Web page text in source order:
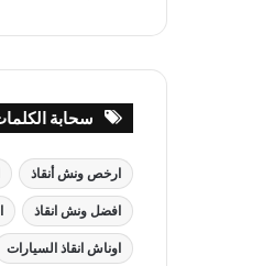
سحابة
ارخص ونش أنقاذ
افضل ونش انقاذ
اوناش انقاذ السيارات